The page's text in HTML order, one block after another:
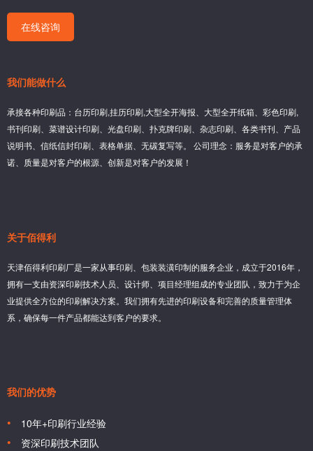
在线咨询
我们能做什么
承接各种印刷品：台历印刷,挂历印刷,大型全开海报、大型全开纸箱、彩色印刷,
书刊印刷、菜谱设计印刷、光盘印刷、扑克牌印刷、杂志印刷、各类书刊、产品
说明书、信纸信封印刷、表格单据、无碳复写等。 公司理念：服务是对客户的承
诺、质量是对客户的根源、创新是对客户的发展！
关于佰得利
天津佰得利印刷厂是一家从事印刷、包装装潢印制的服务企业，成立于2016年，
拥有一支由资深印刷技术人员、设计师、项目经理组成的专业团队，致力于为企
业提供全方位的印刷解决方案。我们拥有先进的印刷设备和完善的质量管理体
系，确保每一件产品都能达到客户的要求。
我们的优势
10年+印刷行业经验
资深印刷技术团队